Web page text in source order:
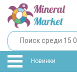
Новинки